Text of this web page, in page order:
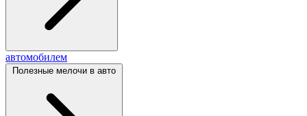
автомобилем
Полезные мелочи в авто